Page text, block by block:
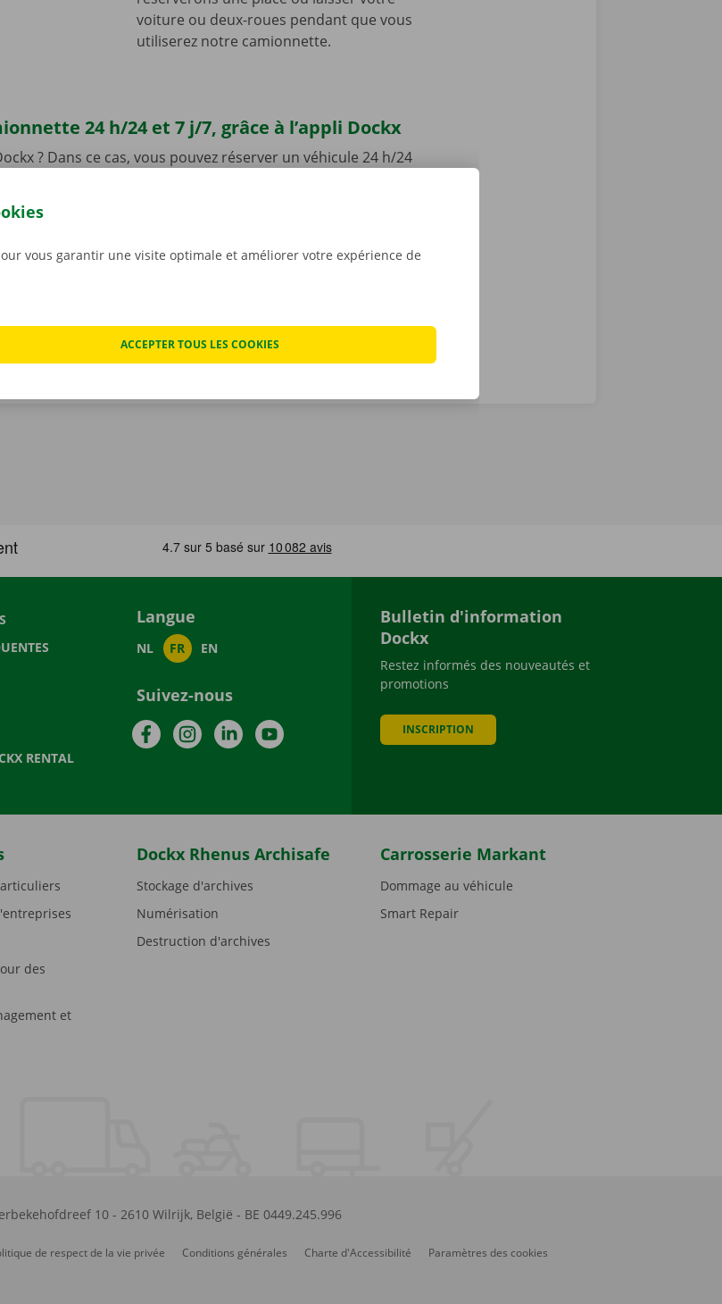
voiture ou deux-roues pendant que vous
utiliserez notre camionnette.
24 h/24 et 7 j/7, grâce à l’appli Dockx
? Dans ce cas, vous pouvez réserver un véhicule 24 h/24
et d’ouvrir la camionnette à l’aide d’une clé numérique.
RENTAL
Langue
NL FR EN
Suivez-nous
FacebookInstagramLinkedInYouTube
Bulletin d'information
Dockx
Restez informés des nouveautés et
promotions
INSCRIPTION
des
et
Dockx Rhenus Archisafe
Stockage d'archives
Numérisation
Destruction d'archives
Carrosserie Markant
Dommage au véhicule
Smart Repair
10- 2610 Wilrijk, België - BE 0449.245.996
de respect de la vie privée Conditions générales Charte d'Accessibilité Paramètres des cookies
vous garantir une visite optimale et améliorer votre expérience de
ACCEPTER TOUS LES COOKIES